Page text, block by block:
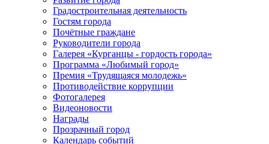
Градостроительная деятельность
Гостям города
Почётные граждане
Руководители города
Галерея «Курганцы - гордость города»
Программа «Любимый город»
Премия «Трудящаяся молодежь»
Противодействие коррупции
Фотогалерея
Видеоновости
Награды
Прозрачный город
Календарь событий